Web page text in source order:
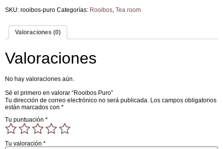
SKU: rooibos-puro Categorías: Rooibos Tea room
Valoraciones (0)
Valoraciones
No hay valoraciones aún.
Sé el primero en valorar “Rooibos Puro”
Tu dirección de correo electrónico no será publicada. Los campos obligatorios
están marcados con *
Tu puntuación *
Tu valoración *